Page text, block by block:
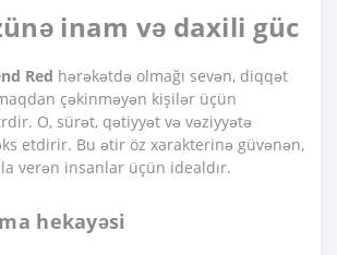
inam və daxili güc
Red hərəkətdə olmağı sevən, diqqət
çəkinməyən kişilər üçün
O, sürət, qətiyyət və vəziyyətə
etdirir. Bu ətir öz xarakterinə güvənən,
verən insanlar üçün idealdır.
hekayəsi